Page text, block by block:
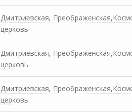
Дмитриевская,
церковь
Дмитриевская,
церковь
Дмитриевская,
церковь